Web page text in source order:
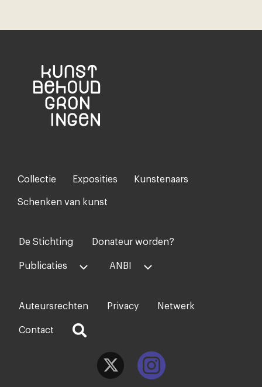
Footer-
menu
Collectie Exposities Kunstenaars
Schenken van kunst
Voet
midden
De Stichting Donateur worden?
Publicaties ANBI
Voet
rechts
Auteursrechten Privacy Netwerk
Contact